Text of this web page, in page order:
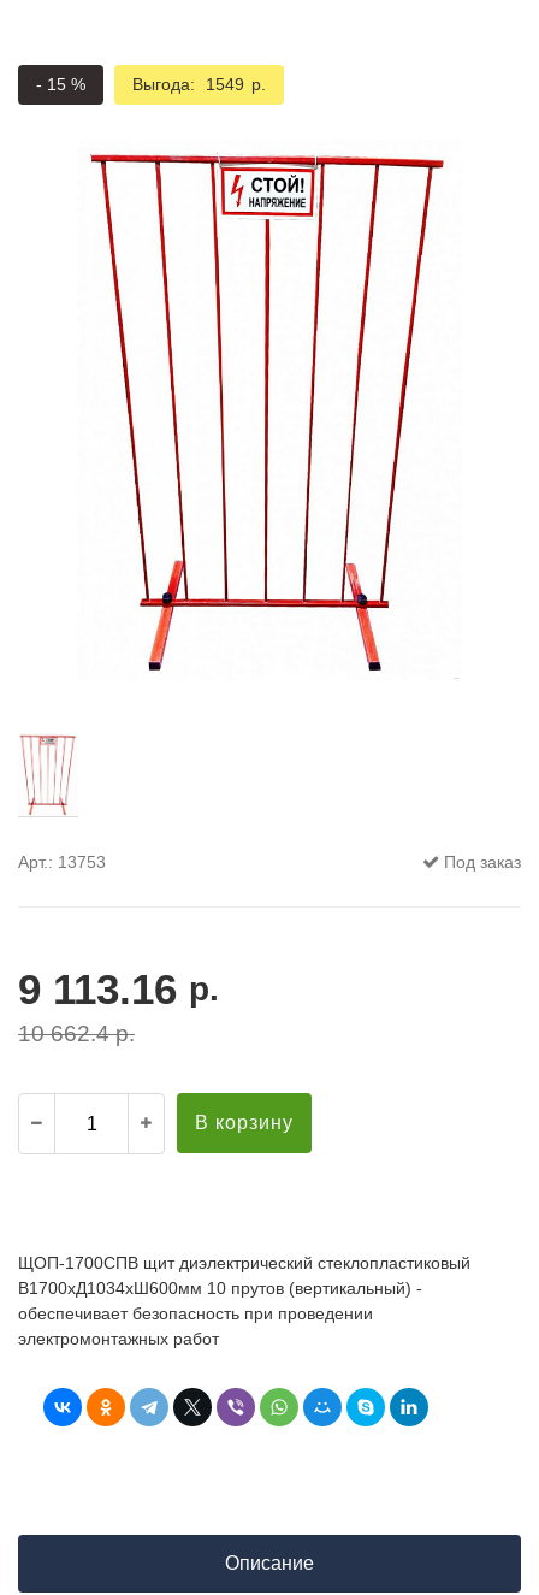
Стремянки с
Стремянки с
опорой
Ширмы
РЗА (шторы)
Штендеры
Щиты
диэлектрические
- 15 % Выгода: 1549 р.
Арт.: 13753 Под заказ
9 113.16 р.
10 662.4р.
В корзину
ЩОП-1700СПВ щит диэлектрический стеклопластиковый
В1700хД1034хШ600мм 10 прутов (вертикальный) -
обеспечивает безопасность при проведении
электромонтажных работ
Описание